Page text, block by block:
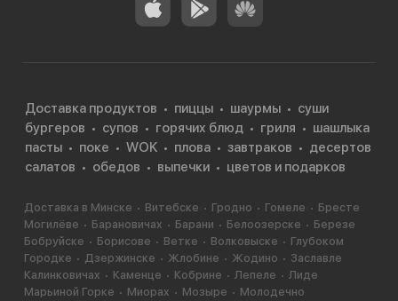
Доставка продуктов пиццы шаурмы
суши
бургеров
супов горячих блюд гриля
шашлыка
пасты
поке WOK плова завтраков
десертов
салатов
обедов выпечки цветов и подарков
Доставка в Минске Витебске Гродно Гомеле
Бресте
Могилёве
Барановичах Барани Белоозерске
Березе
Бобруйске
Борисове Ветке Волковыске
Глубоком
Городке
Дзержинске Жлобине Жодино
Заславле
Калинковичах
Каменце Кобрине Лепеле
Лиде
Марьиной Горке
Миорах Мозыре
Молодечно